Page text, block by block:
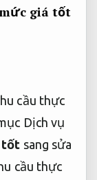
giá tốt
cầu thực
Dịch vụ
tốt sang sửa
cầu thực